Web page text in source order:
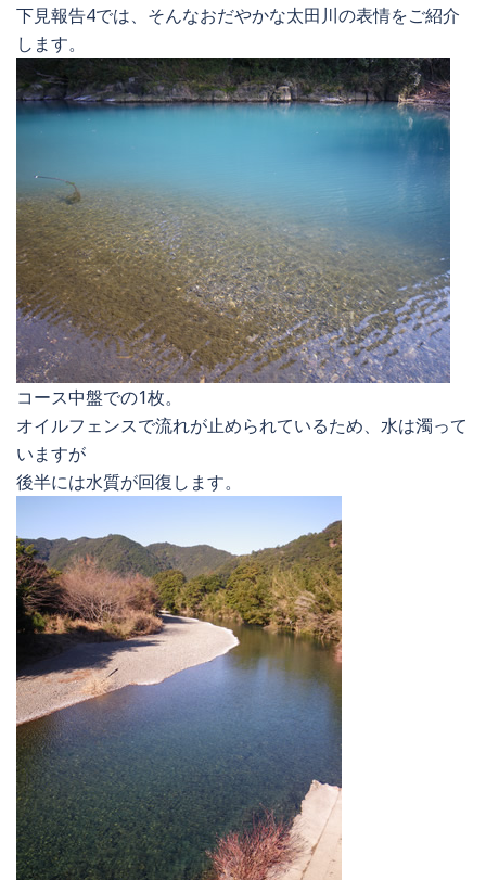
下見報告4では、そんなおだやかな太田川の表情をご紹介
します。
コース中盤での1枚。
オイルフェンスで流れが止められているため、水は濁って
いますが
後半には水質が回復します。